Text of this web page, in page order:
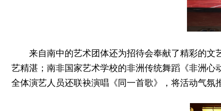
来自南中的艺术团体还为招待会奉献了精彩的
艺精湛；南非国家艺术学校的非洲传统舞蹈《非洲
全体演艺人员还联袂演唱《同一首歌》，将活动气氛